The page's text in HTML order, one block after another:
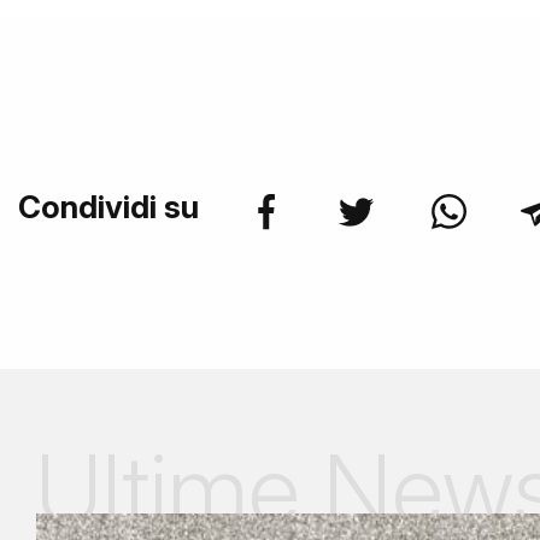
Condividi su
Ultime